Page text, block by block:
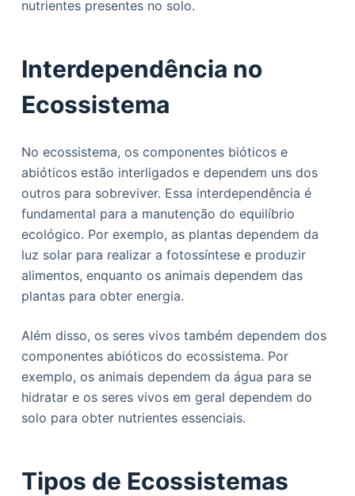
nutrientes presentes no solo.
Interdependência no
Ecossistema
No ecossistema, os componentes bióticos e
abióticos estão interligados e dependem uns dos
outros para sobreviver. Essa interdependência é
fundamental para a manutenção do equilíbrio
ecológico. Por exemplo, as plantas dependem da
luz solar para realizar a fotossíntese e produzir
alimentos, enquanto os animais dependem das
plantas para obter energia.
Além disso, os seres vivos também dependem dos
componentes abióticos do ecossistema. Por
exemplo, os animais dependem da água para se
hidratar e os seres vivos em geral dependem do
solo para obter nutrientes essenciais.
Tipos de Ecossistemas